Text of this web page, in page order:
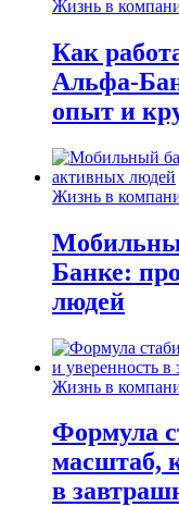
Жизнь в
Как
Альфа-
опыт и
Жизнь в
Банке:
людей
Жизнь в
Формула
масштаб,
в